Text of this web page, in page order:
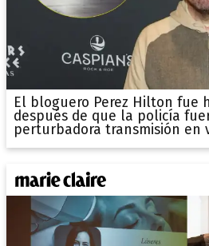
El bloguero Perez Hilton fue
después de que la policía
perturbadora transmisión en